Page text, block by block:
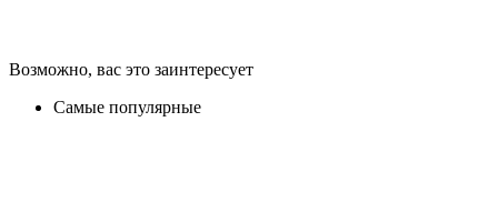
Возможно, вас это заинтересует
Самые популярные